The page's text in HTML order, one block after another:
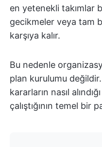
en yetenekli takımlar
gecikmeler veya tam
karşıya kalır.
Bu nedenle
plan kurulumu değildir.
kararların nasıl
çalıştığının temel bir